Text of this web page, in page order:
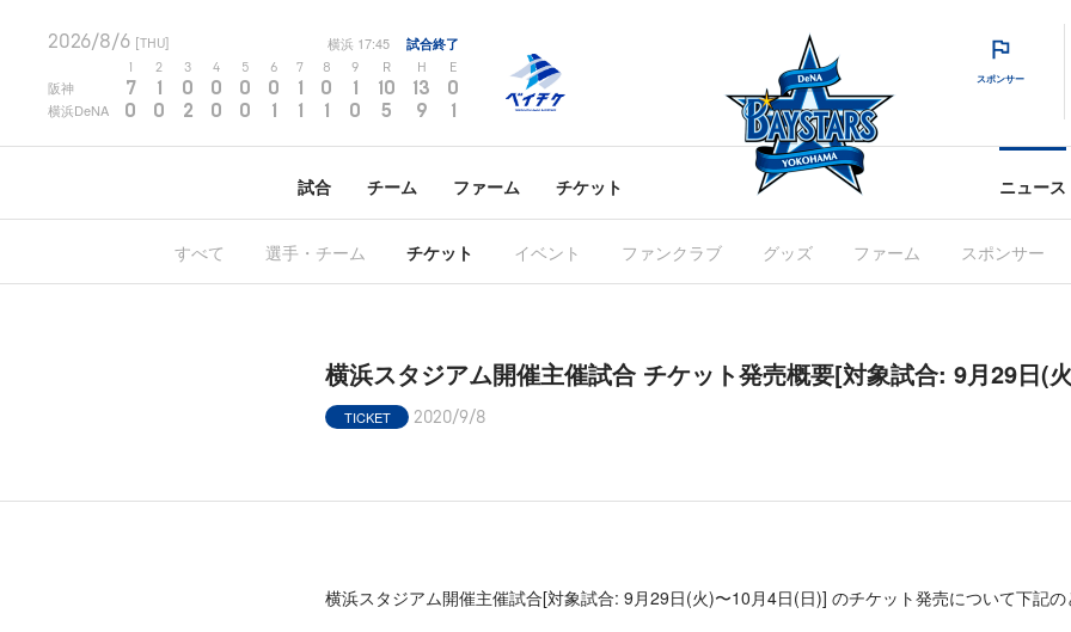
2026/8/6 [THU] 横浜 17:45 試合終了
2 3 4 5 6 7 8 9 R H E
阪神 7 1 0 0 0 0 1 0 1 10 13 0
横浜DeNA 0 0 2 0 0 1 1 1 0 5 9 1
スポンサー
試合 チーム ファーム チケット ニュース
すべて 選手・チーム チケット イベント ファンクラブ グッズ ファーム スポンサー
横浜スタジアム開催主催試合 チケット発売概要[対象試合: 9月29日(
TICKET 2020/9/8
横浜スタジアム開催主催試合[対象試合: 9月29日(火)〜10月4日(日)] のチケット発売について下記の